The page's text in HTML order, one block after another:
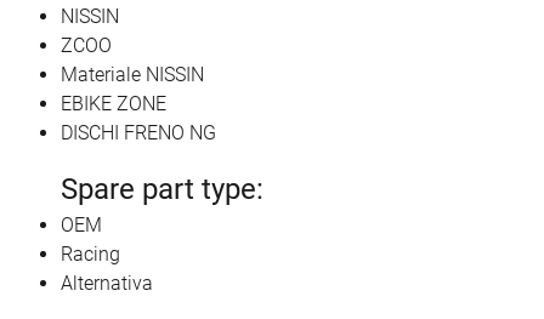
NISSIN
ZCOO
Materiale NISSIN
EBIKE ZONE
DISCHI FRENO NG
Spare part type:
OEM
Racing
Alternativa